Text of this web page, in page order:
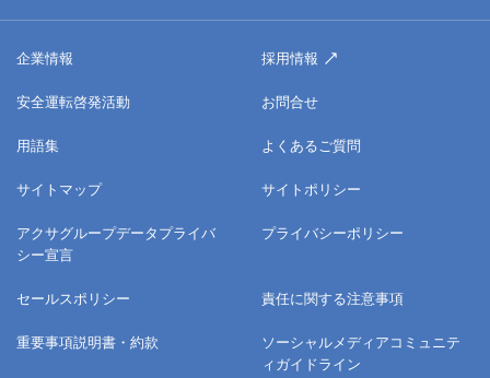
企業情報 採用情報
安全運転啓発活動 お問合せ
用語集 よくあるご質問
サイトマップ サイトポリシー
アクサグループデータプライバ
シー宣言
プライバシーポリシー
セールスポリシー 責任に関する注意事項
重要事項説明書・約款
ソーシャルメディアコミュニテ
ィガイドライン